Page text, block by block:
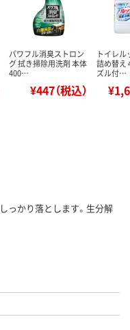
パワフル消臭ストロン
グ 拭き掃除用洗剤 本体
400…
¥447（税込）
トイレ
詰め替え
ズル付…
っかり落とします。生分解